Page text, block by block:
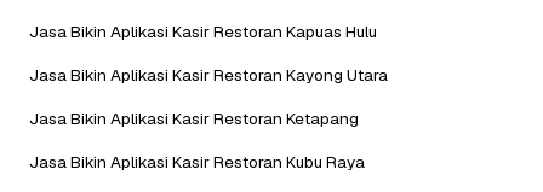
Jasa Bikin Aplikasi Kasir Restoran Kapuas Hulu
Jasa Bikin Aplikasi Kasir Restoran Kayong Utara
Jasa Bikin Aplikasi Kasir Restoran Ketapang
Jasa Bikin Aplikasi Kasir Restoran Kubu Raya